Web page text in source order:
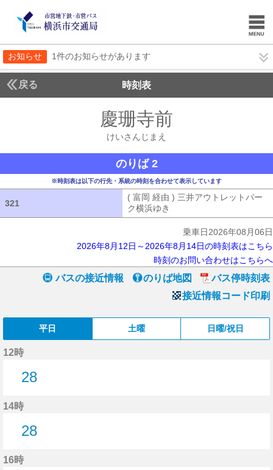
お知らせ 1件のお知らせがあります
戻る 時刻表
慶珊寺前
けいさんじまえ
のりば 2
※時刻表は以下の行先・系統の時刻を合わせて表示しています
321
( 富岡 経由 ) 三井アウトレットパー
ク横浜ゆき
乗車日2026年08月06日
2026年8月12日～2026年8月14日の時刻表はこちら
時刻のお問い合わせはこちらへ
バスの接近情報 のりば地図
バス停時刻表
接近情報コード印刷
平日 土曜 日曜/祝日
12時
28
14時
28
16時